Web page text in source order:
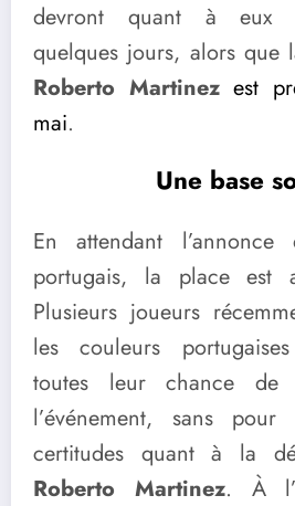
devront quant à eux
quelques jours, alors que
Roberto Martinez est
mai.
Une base
En attendant l’annonce
portugais, la place est
Plusieurs joueurs
les couleurs
toutes leur chance
l’événement, sans
certitudes quant à la
Roberto Martinez. À